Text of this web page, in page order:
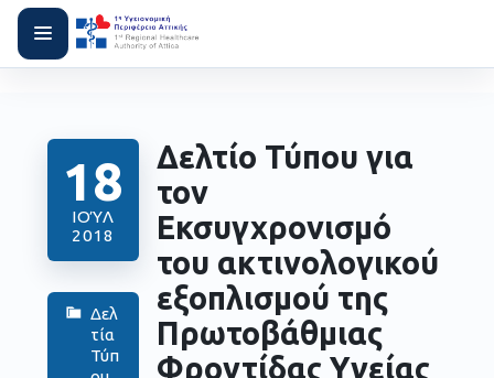
18
ΙΟΎΛ
2018
Δελ
τία
Τύπ
Δελτίο Τύπου για
τον
Εκσυγχρονισμό
του ακτινολογικού
εξοπλισμού της
Πρωτοβάθμιας
Φροντίδας Υγείας